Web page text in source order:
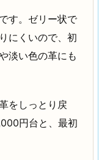
す。ゼリー状で
にくいので、初
淡い色の革にも
をしっとり戻
円台と、最初